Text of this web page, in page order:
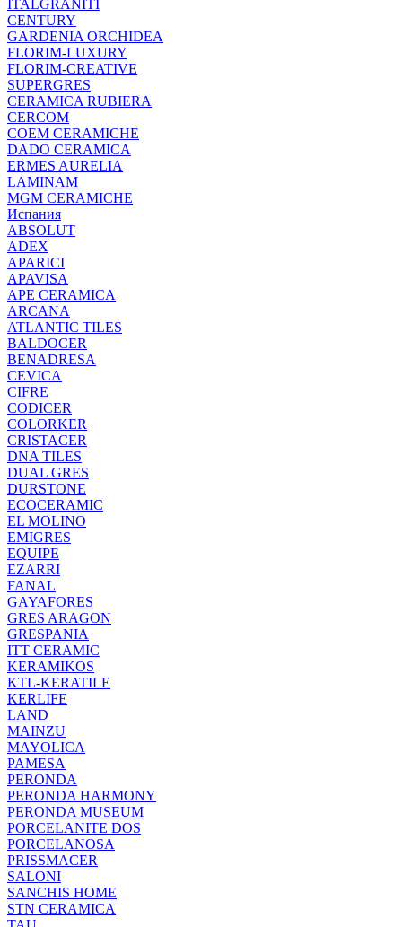
ITALGRANITI
CENTURY
GARDENIA ORCHIDEA
FLORIM-LUXURY
FLORIM-CREATIVE
SUPERGRES
CERAMICA RUBIERA
CERCOM
COEM CERAMICHE
DADO CERAMICA
ERMES AURELIA
LAMINAM
MGM CERAMICHE
Испания
ABSOLUT
ADEX
APARICI
APAVISA
APE CERAMICA
ARCANA
ATLANTIC TILES
BALDOCER
BENADRESA
CEVICA
CIFRE
CODICER
COLORKER
CRISTACER
DNA TILES
DUAL GRES
DURSTONE
ECOCERAMIC
EL MOLINO
EMIGRES
EQUIPE
EZARRI
FANAL
GAYAFORES
GRES ARAGON
GRESPANIA
ITT CERAMIC
KERAMIKOS
KTL-KERATILE
KERLIFE
LAND
MAINZU
MAYOLICA
PAMESA
PERONDA
PERONDA HARMONY
PERONDA MUSEUM
PORCELANITE DOS
PORCELANOSA
PRISSMACER
SALONI
SANCHIS HOME
STN CERAMICA